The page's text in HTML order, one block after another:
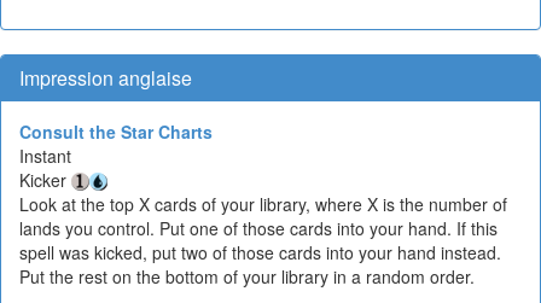
Impression anglaise
Consult the Star Charts
Instant
Kicker
Look at the top X cards of your library, where X is the number of
lands you control. Put one of those cards into your hand. If this
spell was kicked, put two of those cards into your hand instead.
Put the rest on the bottom of your library in a random order.